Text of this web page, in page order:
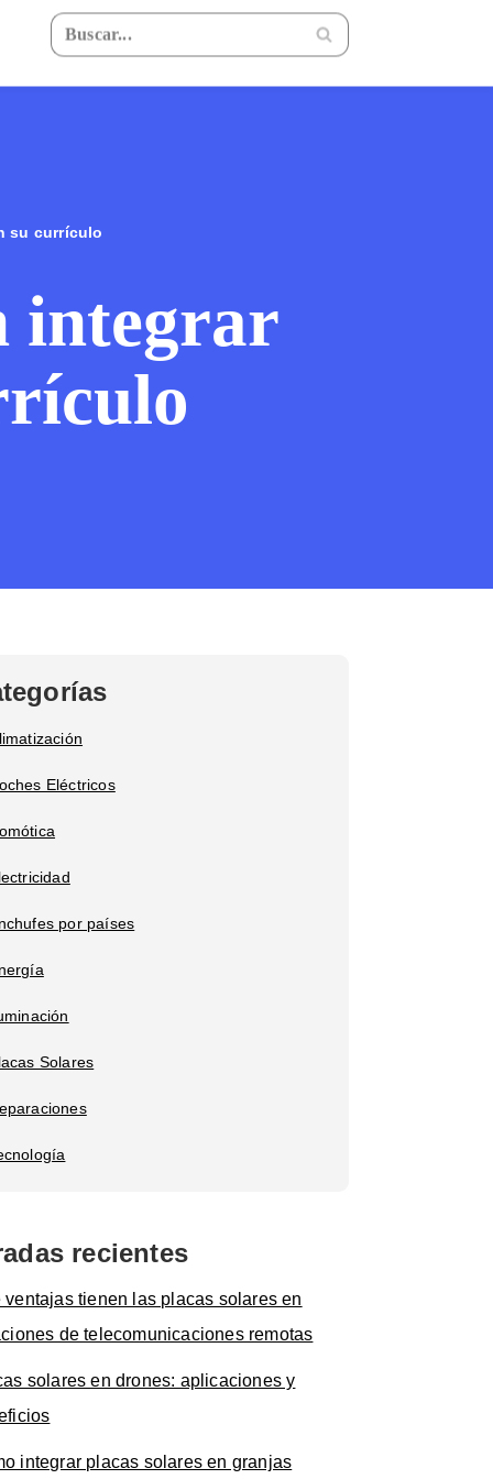
su currículo
integrar
Eléctricos
por países
Solares
recientes
ventajas tienen las placas solares en
de telecomunicaciones remotas
solares en drones: aplicaciones y
integrar placas solares en granjas